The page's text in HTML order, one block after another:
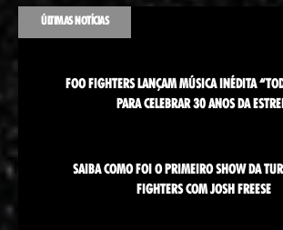
ÚLTIMAS NOTÍCIAS
FOO FIGHTERS LANÇAM MÚSICA INÉDITA
PARA CELEBRAR 30 ANOS DA
SAIBA COMO FOI O PRIMEIRO SHOW DA
FIGHTERS COM JOSH FREESE